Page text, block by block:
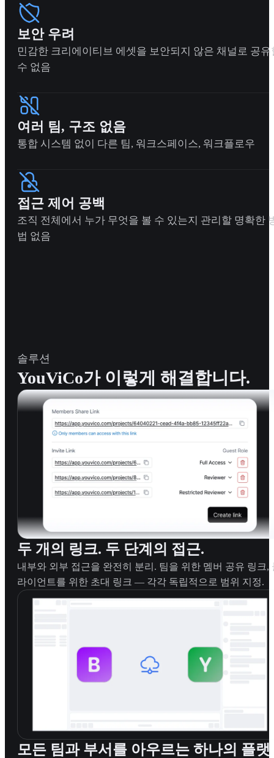
보안 우려
민감한 크리에이티브 에셋을 보안되지 않은 채널로 공유
수 없음
여러 팀, 구조 없음
통합 시스템 없이 다른 팀, 워크스페이스, 워크플로우
접근 제어 공백
조직 전체에서 누가 무엇을 볼 수 있는지 관리할 명확한
법 없음
솔루션
YouViCo가 이렇게 해결합니다.
두 개의 링크. 두 단계의 접근.
내부와 외부 접근을 완전히 분리. 팀을 위한 멤버 공유 링크,
라이언트를 위한 초대 링크 — 각각 독립적으로 범위 지정.
모든 팀과 부서를 아우르는 하나의 플랫